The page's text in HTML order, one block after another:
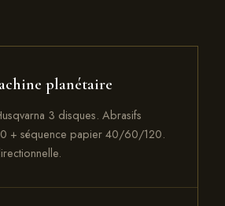
planétaire
3 disques. Abrasifs
+ séquence papier 40/60/120.